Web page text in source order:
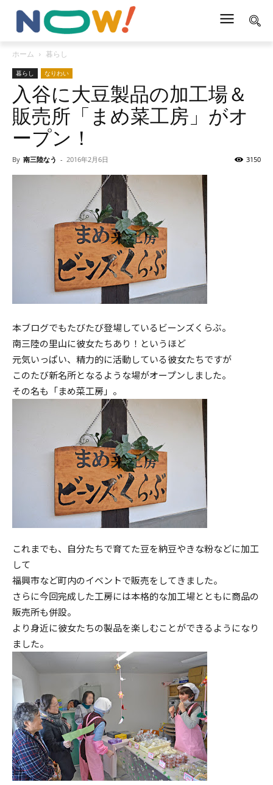
ホーム 暮らし
暮らし なりわい
入谷に大豆製品の加工場＆
販売所「まめ菜工房」がオ
ープン！
By 南三陸なう - 2016年2月6日 3150
本ブログでもたびたび登場しているビーンズくらぶ。
南三陸の里山に彼女たちあり！というほど
元気いっぱい、精力的に活動している彼女たちですが
このたび新名所となるような場がオープンしました。
その名も「まめ菜工房」。
これまでも、自分たちで育てた豆を納豆やきな粉などに加工
して
福興市など町内のイベントで販売をしてきました。
さらに今回完成した工房には本格的な加工場とともに商品の
販売所も併設。
より身近に彼女たちの製品を楽しむことができるようになり
ました。